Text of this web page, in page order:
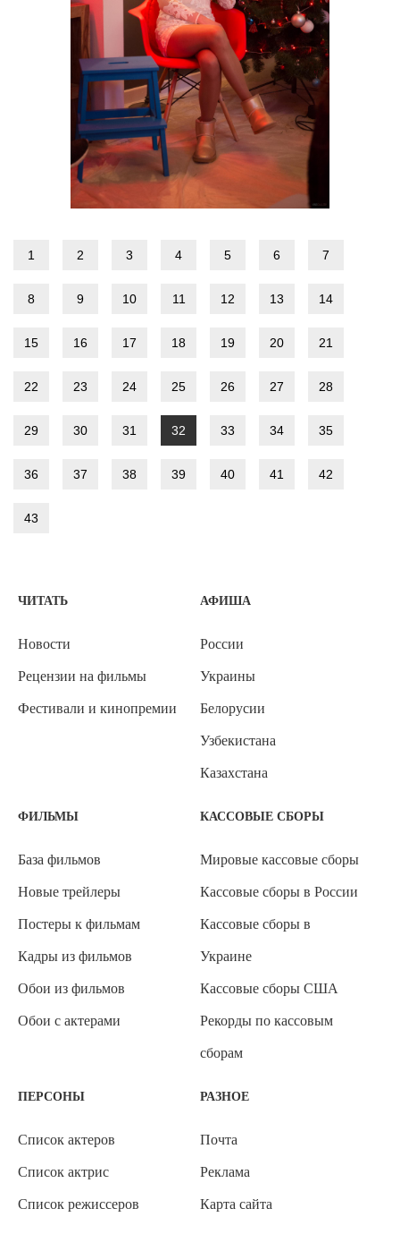
1 2 3 4 5 6 7
8 9 10 11 12 13 14
15 16 17 18 19 20 21
22 23 24 25 26 27 28
29 30 31 32 33 34 35
36 37 38 39 40 41 42
43
ЧИТАТЬ
Новости
Рецензии на фильмы
Фестивали и кинопремии
АФИША
России
Украины
Белорусии
Узбекистана
Казахстана
ФИЛЬМЫ
База фильмов
Новые трейлеры
Постеры к фильмам
Кадры из фильмов
Обои из фильмов
Обои с актерами
КАССОВЫЕ СБОРЫ
Мировые кассовые сборы
Кассовые сборы в России
Кассовые сборы в
Украине
Кассовые сборы США
Рекорды по кассовым
сборам
ПЕРСОНЫ
Список актеров
Список актрис
Список режиссеров
РАЗНОЕ
Почта
Реклама
Карта сайта